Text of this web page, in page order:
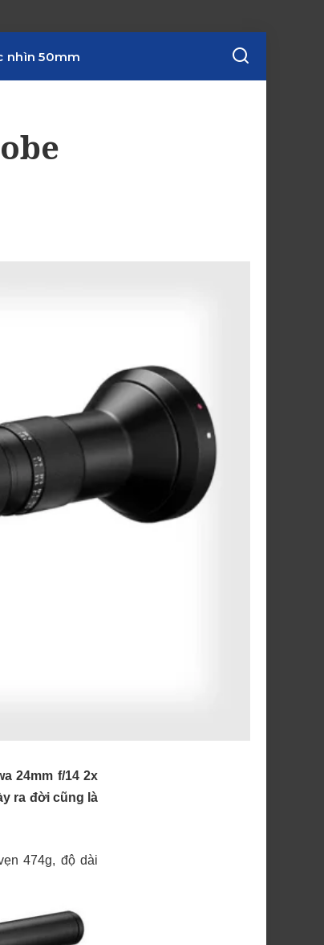
nhìn 50mm
24mm f/14 2x
ra đời cũng là
474g, độ dài